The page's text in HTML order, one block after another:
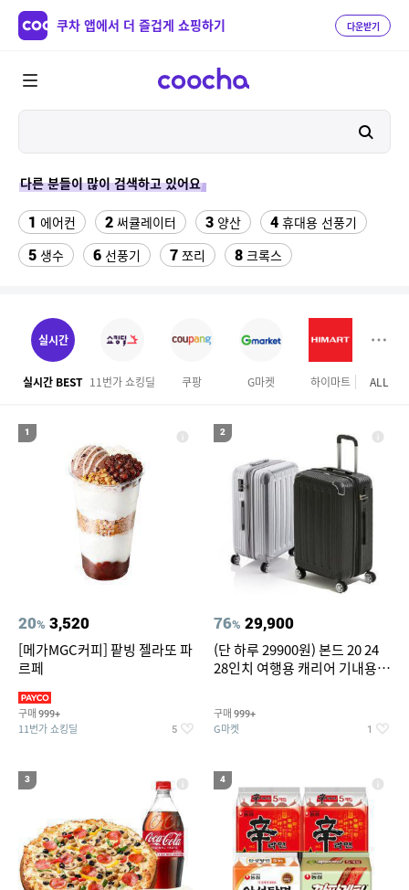
쿠차 앱에서 더 즐겁게 쇼핑하기 다운받기
다른 분들이 많이 검색하고 있어요
1 에어컨 2 써큘레이터 3 양산 4 휴대용 선풍기
5 생수 6 선풍기 7 쪼리 8 크록스
12 여자라인 댄스복
14 다이소C타입 to HDMI 미러링 케이블
16 포켓몬 카드 17 뱀부3겹대나무화장지 18 가디건
성인용세발자전거중고
ALL
실시간
실시간 BEST 11번가 쇼킹딜 쿠팡 G마켓 하이마트 오늘
1
20% 3,520
[메가MGC커피] 팥빙 젤라또 파
르페
구매 999+
11번가 쇼킹딜 5
2
76% 29,900
(단 하루 29900원) 본드 20 24
28인치 여행용 캐리어 기내용
(20%쿠폰)
구매 999+
G마켓 1
3 4